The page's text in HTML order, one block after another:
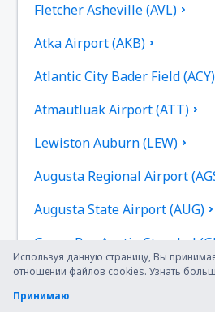
Fletcher Asheville (AVL)
Atka Airport (AKB)
Atlantic City Bader Field (ACY)
Atmautluak Airport (ATT)
Lewiston Auburn (LEW)
Augusta Regional Airport
Augusta State Airport (AUG)
Green Bay Austin Straubel
Austin Bergstrom (AUS)
Используя данную страницу, Вы
отношении файлов cookies. Узнать
Принимаю